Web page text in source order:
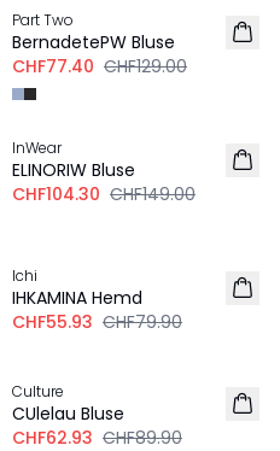
Part Two
BernadetePW Bluse
CHF77.40 CHF129.00
LEINEN
-30%
InWear
ELINORIW Bluse
CHF104.30 CHF149.00
Ichi
IHKAMINA Hemd
CHF55.93 CHF79.90
Culture
CUlelau Bluse
CHF62.93 CHF89.90